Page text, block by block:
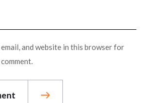
email, and website in this browser for